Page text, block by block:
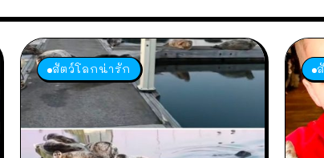
สัตว์โลกน่ารัก